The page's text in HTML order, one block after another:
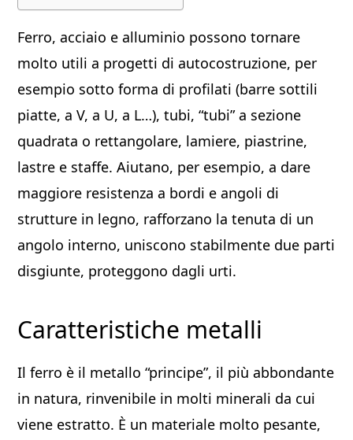
Ferro, acciaio e alluminio possono tornare
molto utili a progetti di autocostruzione, per
esempio sotto forma di profilati (barre sottili
piatte, a V, a U, a L…), tubi, “tubi” a sezione
quadrata o rettangolare, lamiere, piastrine,
lastre e staffe. Aiutano, per esempio, a dare
maggiore resistenza a bordi e angoli di
strutture in legno, rafforzano la tenuta di un
angolo interno, uniscono stabilmente due parti
disgiunte, proteggono dagli urti.
Caratteristiche metalli
Il ferro è il metallo “principe”, il più abbondante
in natura, rinvenibile in molti minerali da cui
viene estratto. È un materiale molto pesante,